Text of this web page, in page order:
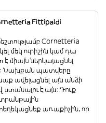
Fittipaldi
Cornetteria
մեկ ուրիշին կամ դա
միայն ներկայացնել
Նախքան պատվերը
ավելացնել այն անձի
է այն: Դուք
առաքիչին, որ